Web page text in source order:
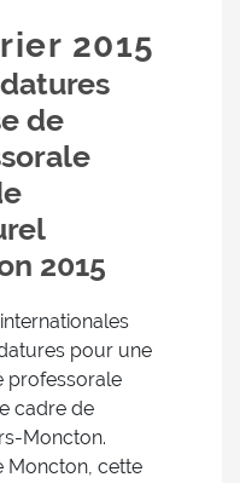
2015
de
2015
pour une
professorale
cadre de
Moncton.
Moncton, cette